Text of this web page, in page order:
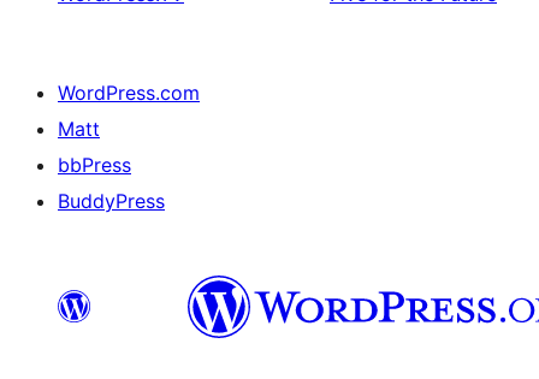
WordPress.com
Matt
bbPress
BuddyPress